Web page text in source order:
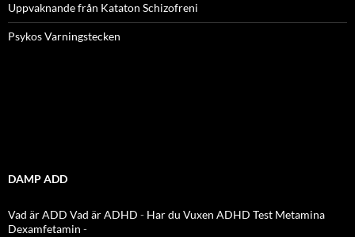
Uppvaknande från Kataton Schizofreni
Psykos Varningstecken
DAMP ADD
Vad är ADD Vad är ADHD - Har du Vuxen ADHD Test Metamina
Dexamfetamin -